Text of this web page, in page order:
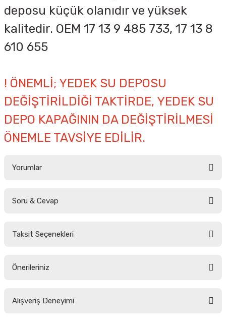
deposu küçük olanıdır ve yüksek
kalitedir. OEM 17 13 9 485 733, 17 13 8
610 655
! ÖNEMLİ; YEDEK SU DEPOSU
DEĞİŞTİRİLDİĞİ TAKTİRDE, YEDEK SU
DEPO KAPAĞININ DA DEĞİŞTİRİLMESİ
ÖNEMLE TAVSİYE EDİLİR.
Yorumlar
Soru & Cevap
Taksit Seçenekleri
Önerileriniz
yetersiz gördüğünüz noktaları öneri formunu kullanarak tarafımıza
Alışveriş Deneyimi